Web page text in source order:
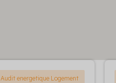
Audit energetique Logement